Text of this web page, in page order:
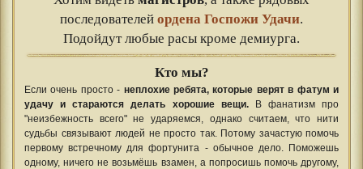
последователей ордена Госпожи Удачи.
Подойдут любые расы кроме демиурга.
Кто мы?
Если очень просто - неплохие ребята, которые верят в фатум и
удачу и стараются делать хорошие вещи.В фанатизм про
"неизбежность всего" не ударяемся, однако считаем, что нити
судьбы связывают людей не просто так. Потому зачастую помочь
первому встречному для фортунита - обычное дело. Поможешь
одному, ничего не возьмёшь взамен, а попросишь помочь другому,